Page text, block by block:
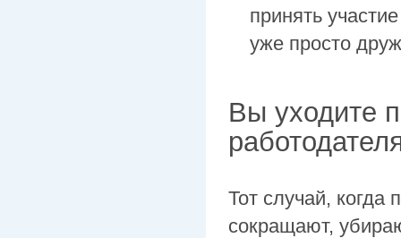
принять
уже просто
Вы уходите
Тот случай, когда
сокращают,